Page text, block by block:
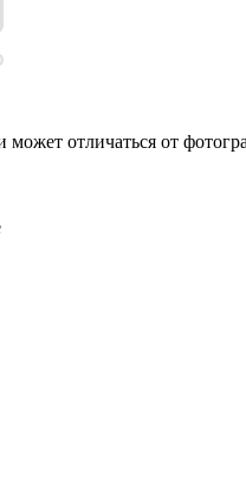
отличаться от